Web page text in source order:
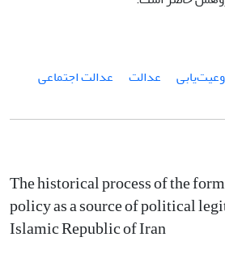
عدالت
عدالت اجتماعی
The historical process of the
policy as a source of political
Islamic Republic of Iran